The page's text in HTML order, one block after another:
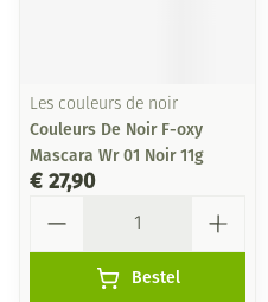
Les couleurs de noir
Couleurs De Noir F-oxy
Mascara Wr 01 Noir 11g
€ 27,90
Bestel